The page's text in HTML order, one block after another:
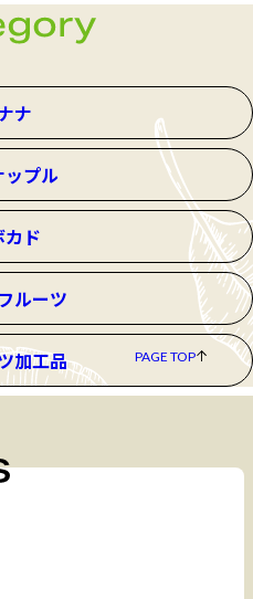
ナ
ップル
カド
ルーツ
加工品 PAGE TOP